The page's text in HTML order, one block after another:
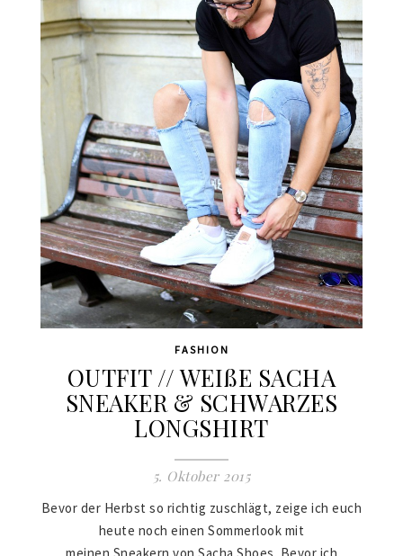
FASHION
OUTFIT // WEIßE SACHA
SNEAKER & SCHWARZES
LONGSHIRT
5. Oktober 2015
Bevor der Herbst so richtig zuschlägt, zeige ich euch
heute noch einen Sommerlook mit